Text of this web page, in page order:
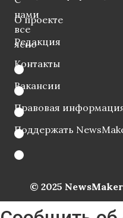
нами
все
ясно
О проекте
Редакция
Контакты
Вакансии
Правовая
Поддержать
© 2025